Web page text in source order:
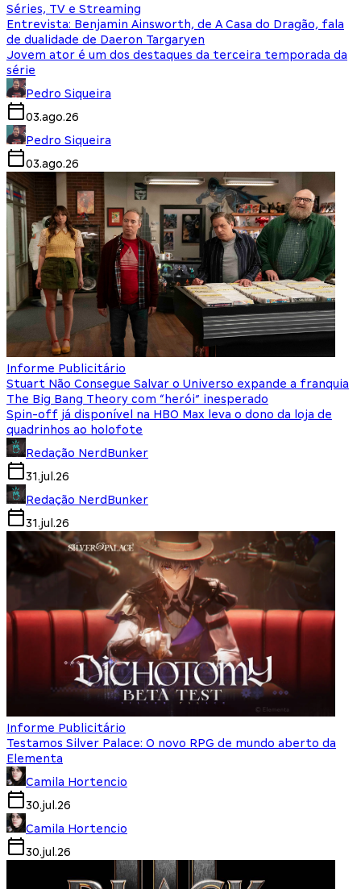
Séries, TV e Streaming
Entrevista: Benjamin Ainsworth, de A Casa do Dragão, fala
de dualidade de Daeron Targaryen
Jovem ator é um dos destaques da terceira temporada da
série
Pedro Siqueira
03.ago.26
Pedro Siqueira
03.ago.26
Informe Publicitário
Stuart Não Consegue Salvar o Universo expande a franquia
The Big Bang Theory com “herói” inesperado
Spin-off já disponível na HBO Max leva o dono da loja de
quadrinhos ao holofote
Redação NerdBunker
31.jul.26
Redação NerdBunker
31.jul.26
Informe Publicitário
Testamos Silver Palace: O novo RPG de mundo aberto da
Elementa
Camila Hortencio
30.jul.26
Camila Hortencio
30.jul.26